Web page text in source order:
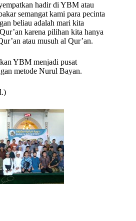
hadir di YBM atau
semangat kami para pecinta
beliau adalah mari kita
karena pilihan kita hanya
atau musuh al Qur’an.
YBM menjadi pusat
metode Nurul Bayan.